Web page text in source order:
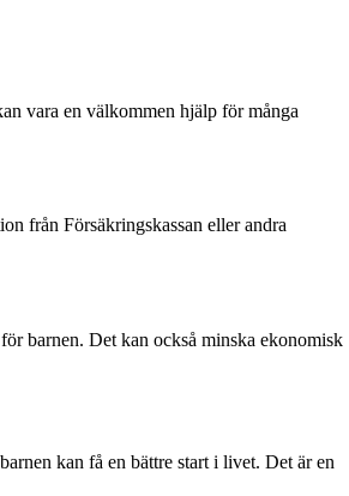
vara en välkommen hjälp för många
från Försäkringskassan eller andra
barnen. Det kan också minska ekonomisk
kan få en bättre start i livet. Det är en